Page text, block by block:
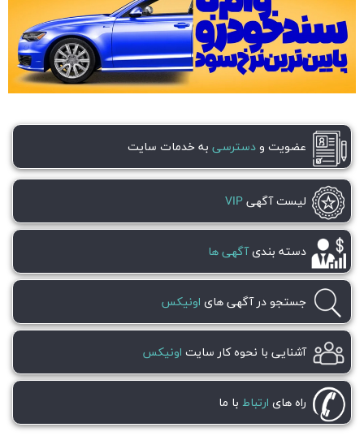
عضویت و دسترسی به خدمات سایت
لیست آگهی VIP
دسته بندیآگهی ها
جستجو در آگهی های اونیکس
آشنایی با نحوه کار سایت اونیکس
راه های ارتباط با ما